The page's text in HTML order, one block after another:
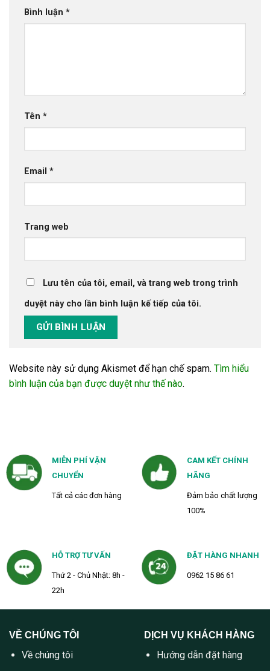
Bình luận *
Tên *
Email *
Trang web
Lưu tên của tôi, email, và trang web trong trình
duyệt này cho lần bình luận kế tiếp của tôi.
Website này sử dụng Akismet để hạn chế spam. Tìm hiểu
bình luận của bạn được duyệt như thế nào.
MIỄN PHÍ VẬN
CHUYỂN
Tất cả các đơn hàng
CAM KẾT CHÍNH
HÃNG
Đảm bảo chất lượng
100%
HỖ TRỢ TƯ VẤN
Thứ 2 - Chủ Nhật: 8h -
22h
ĐẶT HÀNG NHANH
0962 15 86 61
VỀ CHÚNG TÔI
Về chúng tôi
DỊCH VỤ KHÁCH HÀNG
Hướng dẫn đặt hàng